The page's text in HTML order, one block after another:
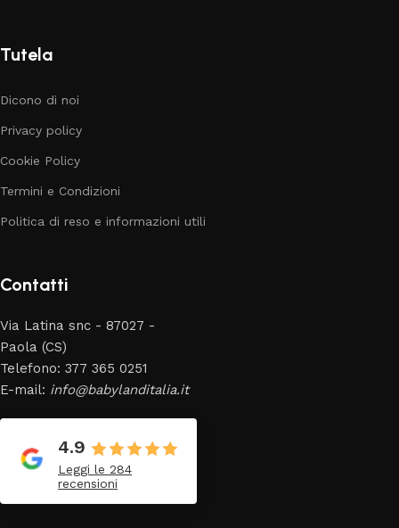
Tutela
Dicono di noi
Privacy policy
Cookie Policy
Termini e Condizioni
Politica di reso e informazioni utili
Contatti
Via Latina snc - 87027 -
Paola (CS)
Telefono: 377 365 0251
E-mail: info@babylanditalia.it
4.9
Leggi le 284
recensioni